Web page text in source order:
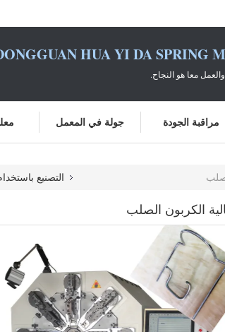
HUA YI DA SPRING
معا هو النجاح.
جولة في المعمل مراقبة الجودة
التصنيع